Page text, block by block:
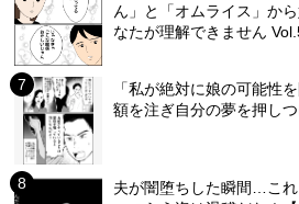
ん」と「オムライス」か
なたが理解できません
「私が絶対に娘の可能性
額を注ぎ自分の夢を押し
夫が闇堕ちした瞬間…こ